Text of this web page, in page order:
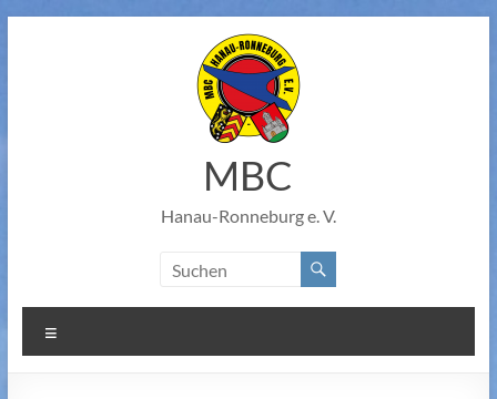
MBC
Hanau-Ronneburg e. V.